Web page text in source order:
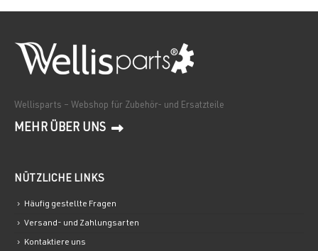
Wellisparts – Webshop für Zubehör- und Ersatzteile
MEHR ÜBER UNS
NÜTZLICHE LINKS
Häufig gestellte Fragen
Versand- und Zahlungsarten
Kontaktiere uns